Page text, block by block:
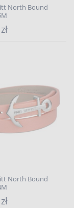
North Bound
North Bound